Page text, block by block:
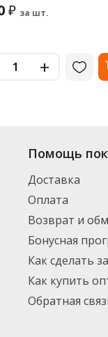
₽ за шт.
+
. В ассортименте
для дальнейшего
клиентов -
Помощь
Доставка
Оплата
Возврат и
Бонусная
Как сделать
Как купить
Обратная